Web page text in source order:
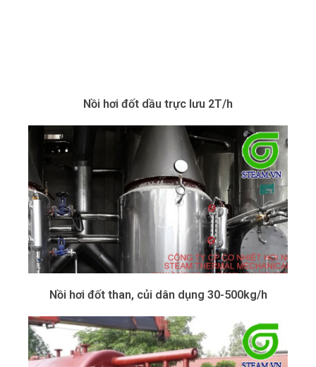
Nồi hơi đốt dầu trực lưu 2T/h
Nồi hơi đốt than, củi dân dụng 30-500kg/h